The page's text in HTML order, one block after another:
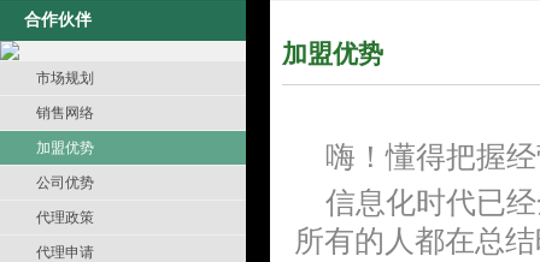
合作伙伴
市场规划
销售网络
加盟优势
公司优势
代理政策
代理申请
加盟优势
嗨！懂得把握
信息化时代已
所有的人都在总